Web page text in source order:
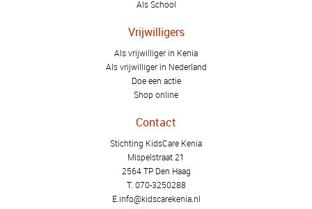
Als School
Vrijwilligers
Als vrijwilliger in Kenia
Als vrijwilliger in Nederland
Doe een actie
Shop online
Contact
Stichting KidsCare Kenia
Mispelstraat 21
2564 TP Den Haag
T. 070-3250288
E. info@kidscarekenia.nl